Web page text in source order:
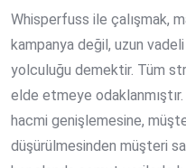
Whisperfuss ile çalışmak,
kampanya değil, uzun
yolculuğu demektir. Tüm
elde etmeye
hacmi genişlemesine,
düşürülmesinden müşteri